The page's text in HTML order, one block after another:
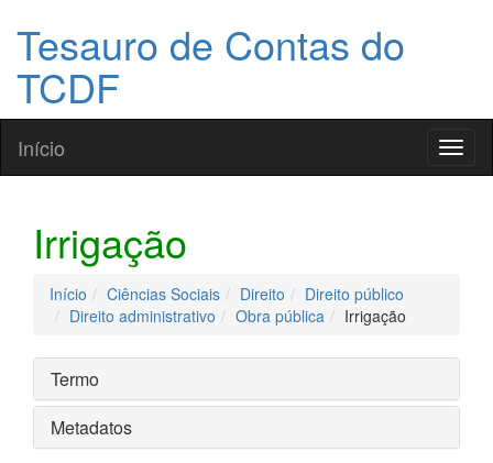
Tesauro de Contas do
TCDF
Início
Irrigação
Início Ciências Sociais Direito
Direito público
Direito administrativo
Obra pública Irrigação
Termo
Metadatos